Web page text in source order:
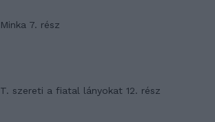
Minka 7. rész
T. szereti a fiatal lányokat 12. rész